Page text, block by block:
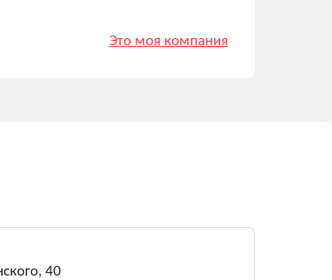
Это моя компания
40